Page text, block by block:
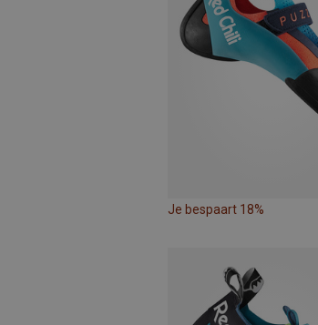
Je bespaart 18%